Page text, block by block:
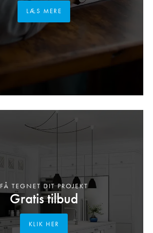
LÆS MERE
Gratis tilbud
FÅ TEGNET DIT PROJEKT
KLIK HER